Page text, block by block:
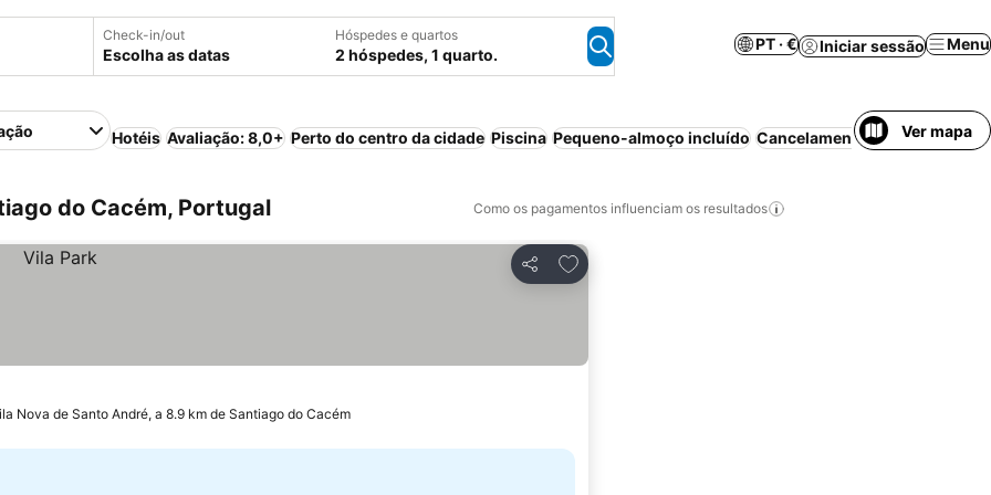
Check-in/out
Escolha as datas
Hóspedes e quartos
2 hóspedes, 1 quarto.
PT · € Iniciar sessão Menu
Hotéis Avaliação: 8,0+ Perto do centro da cidade Piscina Pequeno-almoço incluído Cancelamento gratuitoVer mapa
do Cacém, Portugal Como os pagamentos influenciam os resultados
Partilhar
Adicionar aos favoritos
Nova de Santo André, a 8.9 km de Santiago do Cacém